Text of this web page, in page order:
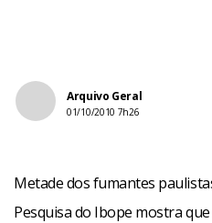
Arquivo Geral
01/10/2010 7h26
Metade dos fumantes
Pesquisa do Ibope mostra